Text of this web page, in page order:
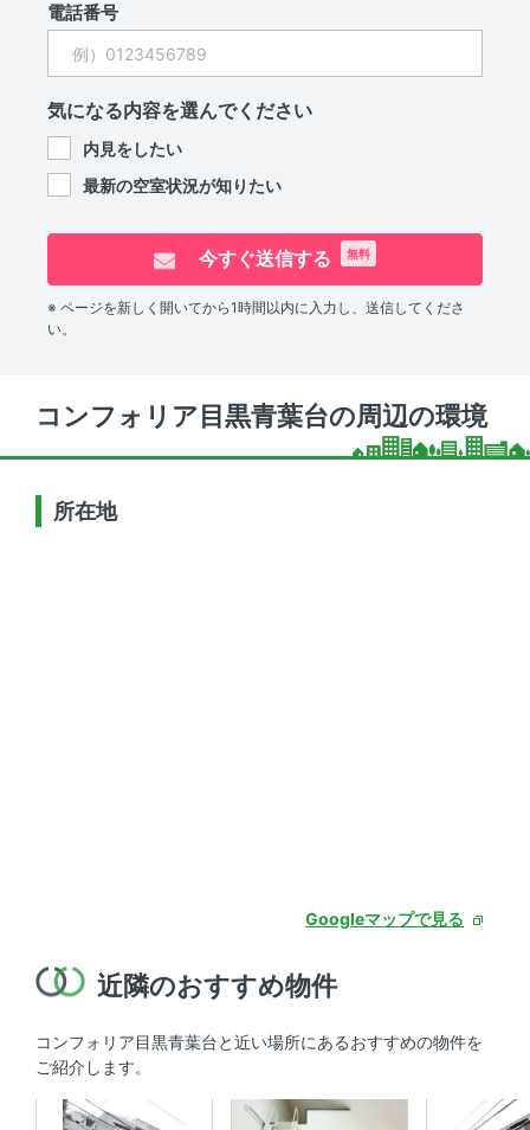
電話番号
気になる内容を選んでください
内見をしたい
最新の空室状況が知りたい
今すぐ送信する 無料
※ ページを新しく開いてから1時間以内に入力し、送信してくださ
い。
コンフォリア目黒青葉台の周辺の環境
所在地
Googleマップで見る
近隣のおすすめ物件
コンフォリア目黒青葉台と近い場所にあるおすすめの物件を
ご紹介します。